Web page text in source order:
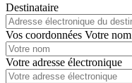
Destinataire
Vos coordonnées Votre nom
Votre adresse électronique